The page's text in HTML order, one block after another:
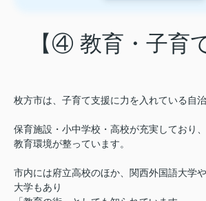
【④ 教育・子育
枚方市は、子育て支援に力を入れている自
保育施設・小中学校・高校が充実しており、
教育環境が整っています。
市内には府立高校のほか、関西外国語大学
大学もあり